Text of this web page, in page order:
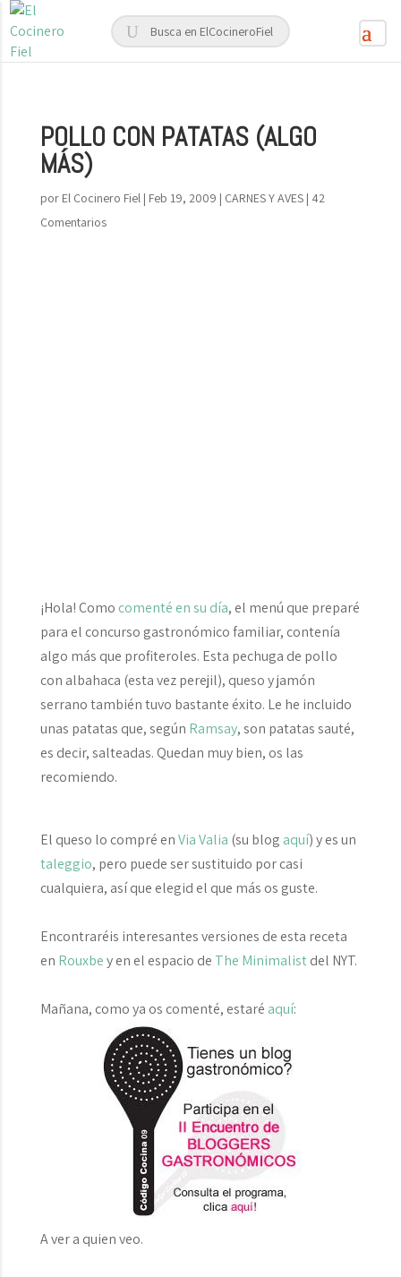
POLLO CON PATATAS (ALGO
MÁS)
por El Cocinero Fiel| Feb 19, 2009 | CARNES Y AVES| 42
Comentarios
¡Hola! Como comenté en su día, el menú que preparé
para el concurso gastronómico familiar, contenía
algo más que profiteroles. Esta pechuga de pollo
con albahaca (esta vez perejil), queso y jamón
serrano también tuvo bastante éxito. Le he incluido
unas patatas que, según Ramsay, son patatassauté,
es decir, salteadas. Quedan muy bien, os las
recomiendo.
El queso lo compré enVia Valia (su blog aquí) y es un
taleggio, pero puede ser sustituido por casi
cualquiera, así que elegid el que más os guste.
Encontraréis interesantes versiones de esta receta
en Rouxbey en el espacio de The Minimalistdel NYT.
Mañana, como ya os comenté, estaré aquí:
A ver a quien veo.